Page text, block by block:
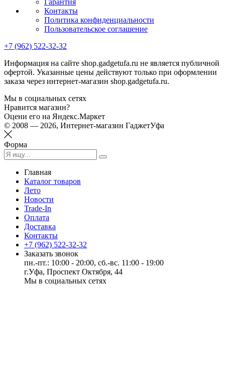
Контакты
Политика конфиденциальности
Пользовательское соглашение
+7 (962) 522-32-32
Информация на сайте shop.gadgetufa.ru не является публичной
офертой. Указанные цены действуют только при оформлении
заказа через интернет-магазин shop.gadgetufa.ru.
Мы в социальных сетях
Нравится магазин?
Оцени его на Яндекс.Маркет
© 2008 — 2026, Интернет-магазин ГаджетУфа
Форма
Главная
Каталог товаров
Лето
Новости
Trade-In
Оплата
Доставка
Контакты
+7 (962) 522-32-32
Заказать звонок
пн.-пт.: 10:00 - 20:00, сб.-вс. 11:00 - 19:00
г.Уфа, Проспект Октября, 44
Мы в социальных сетях